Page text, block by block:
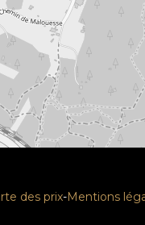
des prix-Mentions